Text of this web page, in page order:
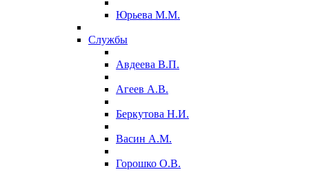
Юрьева М.М.
Службы
Авдеева В.П.
Агеев А.В.
Беркутова Н.И.
Васин А.М.
Горошко О.В.